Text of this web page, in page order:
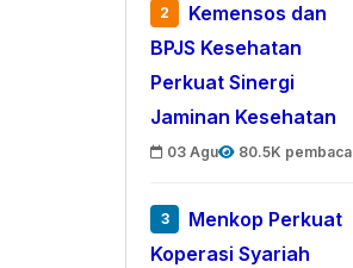
2
Kemensos dan
BPJS Kesehatan
Perkuat Sinergi
Jaminan Kesehatan
03 Agu 80.5K pembaca
3
Menkop Perkuat
Koperasi Syariah